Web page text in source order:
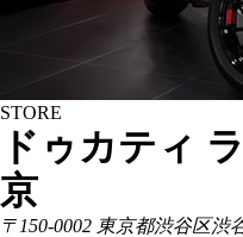
STORE
ドゥカティ
京
〒150-0002 東京都渋谷区渋